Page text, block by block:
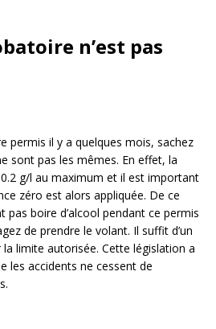
n’est pas
permis il y a quelques mois, sachez
sont pas les mêmes. En effet, la
g/l au maximum et il est important
zéro est alors appliquée. De ce
boire d’alcool pendant ce permis
de prendre le volant. Il suffit d’un
limite autorisée. Cette législation a
les accidents ne cessent de